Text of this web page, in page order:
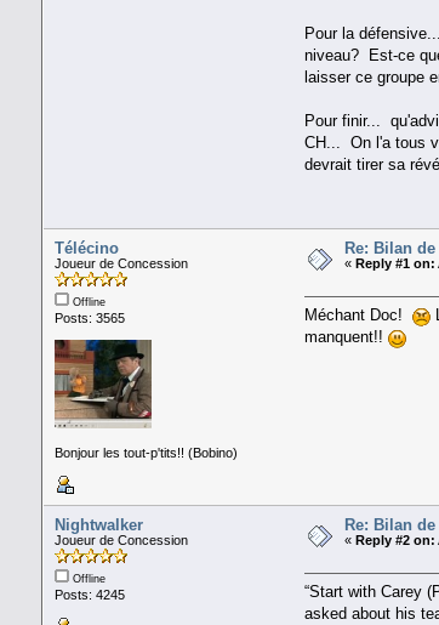
Pour la
niveau? Est-ce
laisser ce groupe
Pour finir...
CH... On l'a tous
devrait tirer sa
Télécino
Joueur de Concession
Offline
Posts: 3565
Bonjour les tout-p'tits!! (Bobino)
Re: Bilan
« Reply #1 on:
Méchant Doc!
manquent!!
Nightwalker
Joueur de Concession
Offline
Posts: 4245
Re: Bilan
« Reply #2 on:
“Start with Carey
asked about his